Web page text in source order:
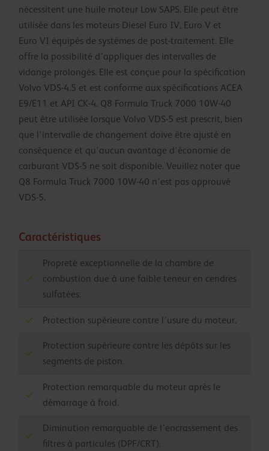
nécessitent une huile moteur Low SAPS. Elle peut être
utilisée dans les moteurs Diesel Euro IV, Euro V et
Euro VI équipés de systèmes de post-traitement. Elle
offre la possibilité d’appliquer des intervalles de
vidange prolongés. Elle est conçue pour la spécification
Volvo VDS-4.5 et est conforme aux spécifications ACEA
E9/E11 et API CK-4. Q8 Formula Truck 7000 10W-40
peut être utilisée lorsque Volvo VDS-5 est prescrit, bien
que l'intervalle de changement doive être ajusté en
conséquence et qu'aucun avantage d'économie de
carburant VDS-5 ne soit disponible. Veuillez noter que
Q8 Formula Truck 7000 10W-40 n'est pas approuvé
VDS-5.
Caractéristiques
Propreté exceptionnelle de la chambre de
combustion due à une faible teneur en cendres
sulfatées.
Protection supérieure contre l’usure du moteur.
Protection supérieure contre les dépôts sur les
segments de piston.
Protection remarquable du moteur après le
démarrage à froid.
Diminution remarquable de l’encrassement des
filtres à particules (DPF/CRT).